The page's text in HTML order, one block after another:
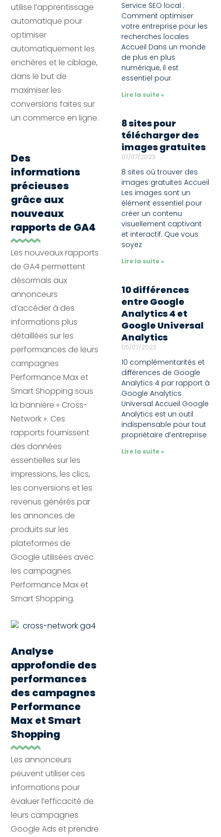
utilise l’apprentissage
automatique pour
optimiser
automatiquement les
enchères et le ciblage,
dans le but de
maximiser les
conversions faites sur
un commerce en ligne.
Des
informations
précieuses
grâce aux
nouveaux
rapports de GA4
Les nouveaux rapports
de GA4 permettent
désormais aux
annonceurs
d’accéder à des
informations plus
détaillées sur les
performances de leurs
campagnes
Performance Max et
Smart Shopping sous
la bannière « Cross-
Network ». Ces
rapports fournissent
des données
essentielles sur les
impressions, les clics,
les conversions et les
revenus générés par
les annonces de
produits sur les
plateformes de
Google utilisées avec
les campagnes
Performance Max et
Smart Shopping.
Analyse
approfondie des
performances
des campagnes
Performance
Max et Smart
Shopping
Les annonceurs
peuvent utiliser ces
informations pour
évaluer l’efficacité de
leurs campagnes
Google Ads et prendre
Service SEO local :
Comment optimiser
votre entreprise pour les
recherches locales
Accueil Dans un monde
de plus en plus
numérique, il est
essentiel pour
Lire la suite »
8 sites pour
télécharger des
images gratuites
07/07/2023
8 sites où trouver des
images gratuites Accueil
Les images sont un
élément essentiel pour
créer un contenu
visuellement captivant
et interactif. Que vous
soyez
Lire la suite »
10 différences
entre Google
Analytics 4 et
Google Universal
Analytics
05/07/2023
10 complémentarités et
différences de Google
Analytics 4 par rapport à
Google Analytics
Universal Accueil Google
Analytics est un outil
indispensable pour tout
propriétaire d’entreprise
Lire la suite »